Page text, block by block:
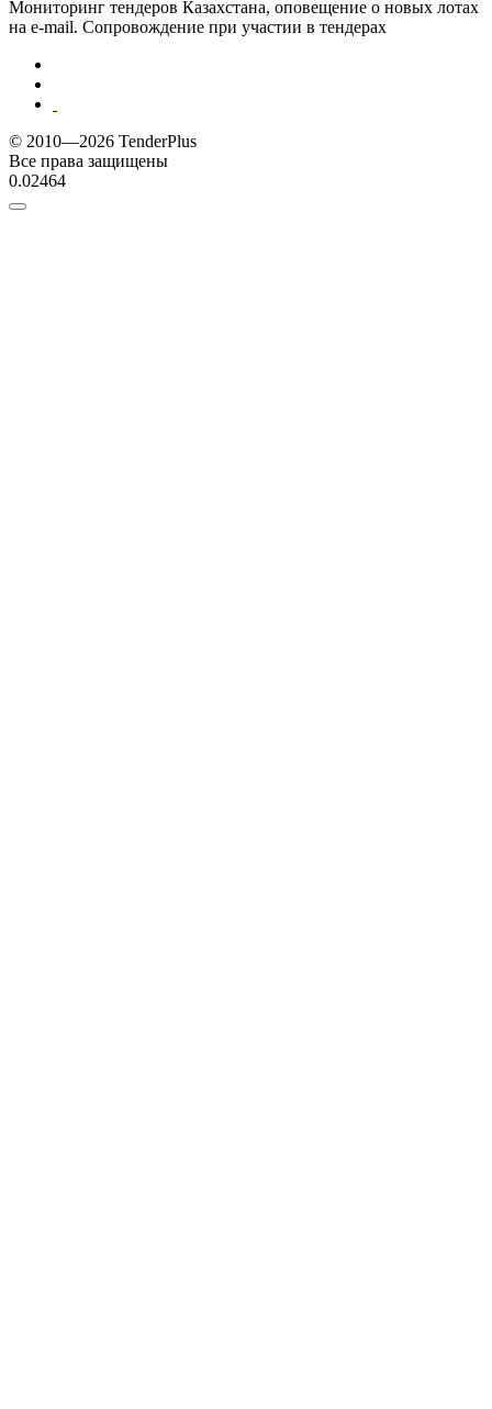
Мониторинг тендеров Казахстана, оповещение о новых лотах
на e-mail. Сопровождение при участии в тендерах
© 2010—2026 TenderPlus
Все права защищены
0.02464